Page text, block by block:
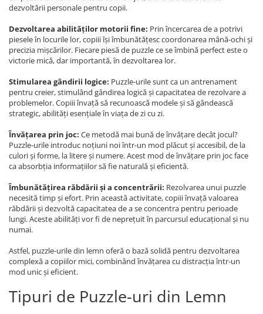
dezvoltării personale pentru copii.
Dezvoltarea abilităților motorii fine: Prin încercarea de a potrivi
piesele în locurile lor, copiii își îmbunătățesc coordonarea mână-ochi și
precizia mișcărilor. Fiecare piesă de puzzle ce se îmbină perfect este o
victorie mică, dar importantă, în dezvoltarea lor.
Stimularea gândirii logice: Puzzle-urile sunt ca un antrenament
pentru creier, stimulând gândirea logică și capacitatea de rezolvare a
problemelor. Copiii învață să recunoască modele și să gândească
strategic, abilități esențiale în viața de zi cu zi.
Învățarea prin joc: Ce metodă mai bună de învățare decât jocul?
Puzzle-urile introduc noțiuni noi într-un mod plăcut și accesibil, de la
culori și forme, la litere și numere. Acest mod de învățare prin joc face
ca absorbția informațiilor să fie naturală și eficientă.
Îmbunătățirea răbdării și a concentrării: Rezolvarea unui puzzle
necesită timp și efort. Prin această activitate, copiii învață valoarea
răbdării și dezvoltă capacitatea de a se concentra pentru perioade
lungi. Aceste abilități vor fi de neprețuit în parcursul educațional și nu
numai.
Astfel, puzzle-urile din lemn oferă o bază solidă pentru dezvoltarea
complexă a copiilor mici, combinând învățarea cu distracția într-un
mod unic și eficient.
Tipuri de Puzzle-uri din Lemn